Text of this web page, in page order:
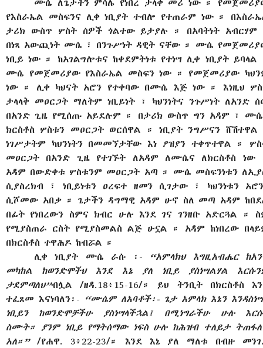
የእስራኤል መስፍንና ሊቀ ነቢያት ተብሎ የተጠራም ነው ።
ታሪክ ውስጥ ሦስት ሰዎች ጎልተው ይታያሉ ። በአባትነት አብርሃም
በነጻ አውጪነት ሙሴ ፣ በንጉሥነት ዳዊት ናቸው ። ሙሴ
ነቢይ ነው ። ከአገልግሎቱና ከቀደምትነቱ የተነሣ ሊቀ ነቢያት ይባላል
ሙሴ የመጀመሪያው የእስራኤል መስፍን ነው ። የመጀመሪያው
ነው ። ሊቀ ካህናት አሮን የተቀባው በሙሴ እጅ ነው ። እነዚህ
ታላላቅ መዐርጋት ማለትም ነቢይነት ፣ ካህንነትና ንጉሥነት ለአንድ
በአንድ ጊዜ የሚሰጡ አይደሉም ። በታሪክ ውስጥ ግን አዳም ፣
ክርስቶስ ሦስቱን መዐርጋት ወርሰዋል ። ነቢያት ንግሥናን ሸሽተዋል
ነገሥታትም ካህንነትን በመመኘታቸው እነ ዖዝያን ተቀጥተዋል ።
መዐርጋት በአንድ ጊዜ የተገኙት ለአዳም ለሙሴና ለክርስቶስ ነው
አዳም በውድቀቱ ሦስቱንም መዐርጋት አጣ ። ሙሴ መስፍንነቱን
ሲያስረክብ ፣ ነቢይነቱን ዐረፍተ ዘመን ሲገታው ፣ ካህንነቱን
ሲሾመው አበቃ ። ጌታችን ዳግማዊ አዳም ሁኖ ስለ መጣ አዳም
በፊት የነበረውን ስምና ክብር ሁሉ እንደ ገና ገንዘቡ አድርጓል ።
የሚያስጠራ ርስት የሚያስመልስ ልጅ ሁኗል ። አዳም ከነበረው
በክርስቶስ ተዋሕዶ ከብሯል ።
ሊቀ ነቢያት ሙሴ ራሱ ፡- “አምላክህ እግዚአብሔር
መካከል ከወንድሞችህ እንደ እኔ ያለ ነቢይ ያስነሣልሃል
ታደምጣለህ”ብሏል /ዘዳ.18፥15-16/። ይህ ትንቢት በክርስቶስ
ተፈጸመ እናነባለን፡- “ሙሴም ለአባቶች፡- ጌታ አምላክ እኔን
ነቢይን ከወንድሞቻችሁ ያስነሣላችኋል፤ በሚነግራችሁ ሁሉ
ስሙት። ያንም ነቢይ የማትሰማው ነፍስ ሁሉ ከሕዝብ ተለይታ
አለ።” /የሐዋ. 3፥22-23/። እንደ እኔ ያለ ማለቱ በብዙ